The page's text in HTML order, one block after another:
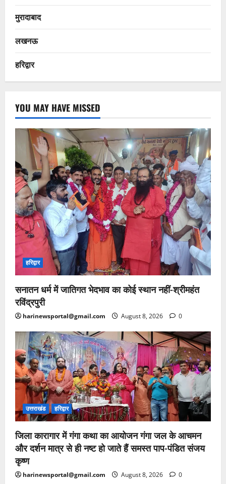
मुरादाबाद
लखनऊ
हरिद्वार
YOU MAY HAVE MISSED
हरिद्वार
सनातन धर्म में जातिगत भेदभाव का कोई स्थान नहीं-श्रीमहंत
रविंद्रपुरी
harinewsportal@gmail.com August 8, 2026 0
उत्तराखंड हरिद्वार
जिला कारागार में गंगा कथा का आयोजन गंगा जल के आचमन
और दर्शन मात्र से ही नष्ट हो जाते हैं समस्त पाप-पंडित संजय
कृष्ण
harinewsportal@gmail.com August 8, 2026 0